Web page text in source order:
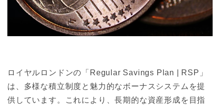
ロイヤルロンドンの「Regular Savings Plan | RSP」
は、多様な積立制度と魅力的なボーナスシステムを提
供しています。これにより、長期的な資産形成を目指